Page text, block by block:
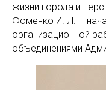
жизни города и
Фоменко И. Л. –
организационной
объединениями